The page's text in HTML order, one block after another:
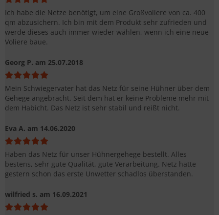
Ich habe die Netze benötigt, um eine Großvoliere von ca. 400
qm abzusichern. Ich bin mit dem Produkt sehr zufrieden und
werde dieses auch immer wieder wählen, wenn ich eine neue
Voliere baue.
Georg P. am 25.07.2018
Mein Schwiegervater hat das Netz für seine Hühner über dem
Gehege angebracht. Seit dem hat er keine Probleme mehr mit
dem Habicht. Das Netz ist sehr stabil und reißt nicht.
Eva A. am 14.06.2020
Haben das Netz für unser Hühnergehege bestellt. Alles
bestens, sehr gute Qualität, gute Verarbeitung. Netz hatte
gestern schon das erste Unwetter schadlos überstanden.
wilfried s. am 16.09.2021